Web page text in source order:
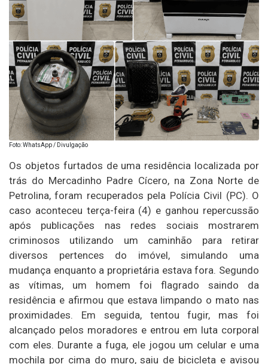
Foto: WhatsApp / Divulgação
Os objetos furtados de uma residência localizada por
trás do Mercadinho Padre Cícero, na Zona Norte de
Petrolina, foram recuperados pela Polícia Civil (PC). O
caso aconteceu terça-feira (4) e ganhou repercussão
após publicações nas redes sociais mostrarem
criminosos utilizando um caminhão para retirar
diversos pertences do imóvel, simulando uma
mudança enquanto a proprietária estava fora. Segundo
as vítimas, um homem foi flagrado saindo da
residência e afirmou que estava limpando o mato nas
proximidades. Em seguida, tentou fugir, mas foi
alcançado pelos moradores e entrou em luta corporal
com eles. Durante a fuga, ele jogou um celular e uma
mochila por cima do muro, saiu de bicicleta e avisou